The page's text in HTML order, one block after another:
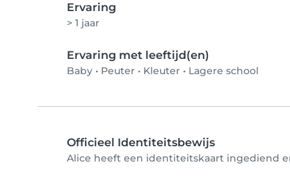
Ervaring
> 1 jaar
Ervaring met leeftijd(en)
Baby • Peuter • Kleuter • Lagere school
Officieel Identiteitsbewijs
Alice heeft een identiteitskaart ingediend